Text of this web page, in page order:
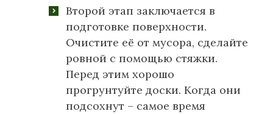
Второй этап заключается в
подготовке поверхности.
Очистите её от мусора, сделайте
ровной с помощью стяжки.
Перед этим хорошо
прогрунтуйте доски. Когда они
подсохнут – самое время